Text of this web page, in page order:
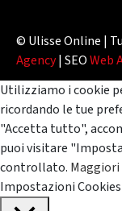
© Ulisse Online |
Agency| SEOWeb
Utilizziamo i cookie
ricordando le tue
"Accetta tutto",
puoi visitare
controllato.
Impostazioni Cookies